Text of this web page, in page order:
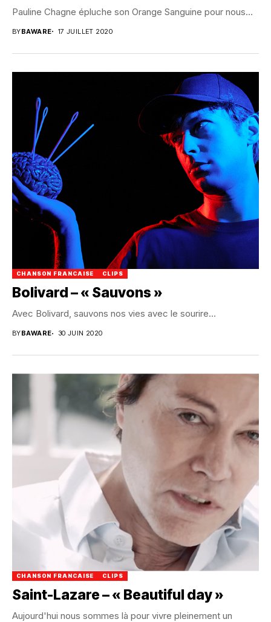
Pauline Chagne épluche son Orange Sanguine pour nous...
BYBAWARE 17 JUILLET 2020
CHANSON FRANCAISE CLIPS
Bolivard – « Sauvons »
Avec Bolivard, sauvons nos vies avec le sourire...
BYBAWARE 30 JUIN 2020
CHANSON FRANCAISE CLIPS
Saint-Lazare – « Beautiful day »
Aujourd'hui nous sommes là pour vivre pleinement un